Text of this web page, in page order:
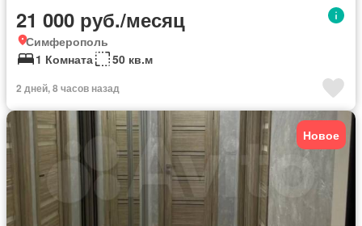
21 000 руб./месяц
Симферополь
1 Комната
50 кв.м
2 дней, 8 часов назад
Новое